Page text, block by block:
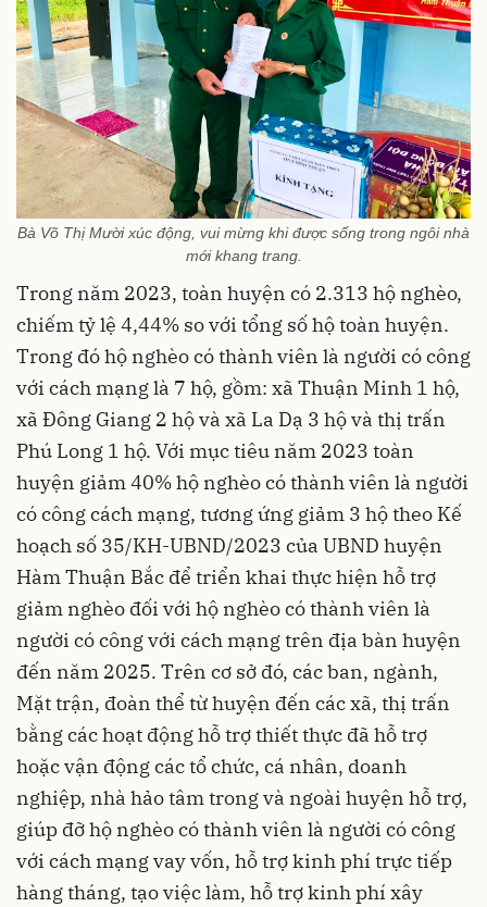
Bà Võ Thị Mười xúc động, vui mừng khi được sống trong ngôi nhà
mới khang trang.
Trong năm 2023, toàn huyện có 2.313 hộ nghèo,
chiếm tỷ lệ 4,44% so với tổng số hộ toàn huyện.
Trong đó hộ nghèo có thành viên là người có công
với cách mạng là 7 hộ, gồm: xã Thuận Minh 1 hộ,
xã Đông Giang 2 hộ và xã La Dạ 3 hộ và thị trấn
Phú Long 1 hộ. Với mục tiêu năm 2023 toàn
huyện giảm 40% hộ nghèo có thành viên là người
có công cách mạng, tương ứng giảm 3 hộ theo Kế
hoạch số 35/KH-UBND/2023 của UBND huyện
Hàm Thuận Bắc để triển khai thực hiện hỗ trợ
giảm nghèo đối với hộ nghèo có thành viên là
người có công với cách mạng trên địa bàn huyện
đến năm 2025. Trên cơ sở đó, các ban, ngành,
Mặt trận, đoàn thể từ huyện đến các xã, thị trấn
bằng các hoạt động hỗ trợ thiết thực đã hỗ trợ
hoặc vận động các tổ chức, cá nhân, doanh
nghiệp, nhà hảo tâm trong và ngoài huyện hỗ trợ,
giúp đỡ hộ nghèo có thành viên là người có công
với cách mạng vay vốn, hỗ trợ kinh phí trực tiếp
hàng tháng, tạo việc làm, hỗ trợ kinh phí xây